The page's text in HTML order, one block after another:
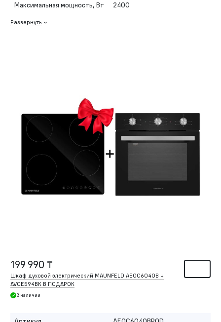
Максимальная мощность, Вт 2400
Развернуть
199 990 ₸
Шкаф духовой электрический MAUNFELD AEOC6040B +
AVCE594BK В ПОДАРОК
В наличии